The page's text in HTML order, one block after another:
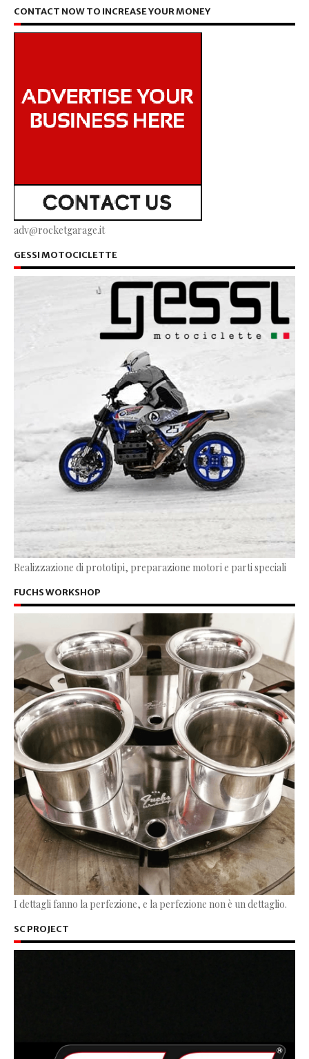
CONTACT NOW TO INCREASE YOUR MONEY
adv@rocketgarage.it
GESSI MOTOCICLETTE
Realizzazione di prototipi, preparazione motori e parti speciali
FUCHS WORKSHOP
I dettagli fanno la perfezione, e la perfezione non è un dettaglio.
SC PROJECT